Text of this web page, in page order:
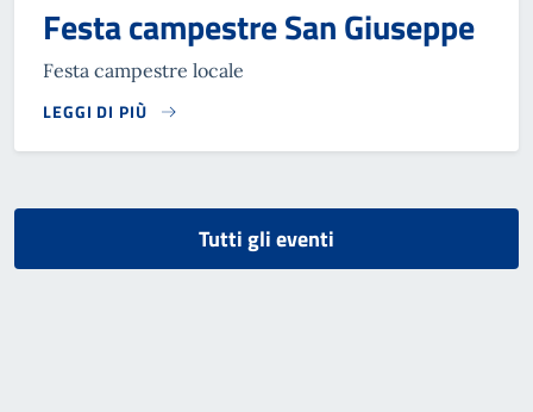
Festa campestre San Giuseppe
Festa campestre locale
LEGGI DI PIÙ
Tutti gli eventi